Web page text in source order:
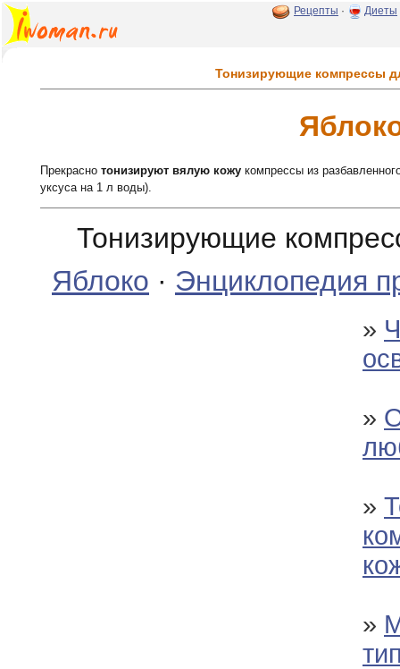
Рецепты · Диеты
Тонизирующие компрессы
Прекрасно тонизируют вялую кожу компрессы из
уксуса на 1 л воды).
Тонизирующие
Яблоко · Энциклопедия
»
»
»
»